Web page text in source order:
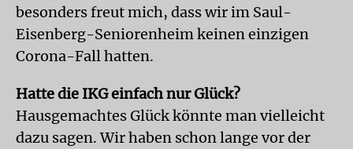
besonders freut mich, dass wir im Saul-
Eisenberg-Seniorenheim keinen einzigen
Corona-Fall hatten.
Hatte die IKG einfach nur Glück?
Hausgemachtes Glück könnte man vielleicht
dazu sagen. Wir haben schon lange vor der